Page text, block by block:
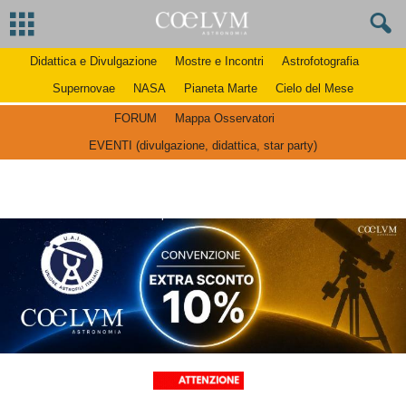
Didattica e Divulgazione Mostre e Incontri
Astrofotografia
Supernovae
NASA Pianeta Marte Cielo del Mese
FORUM
Mappa Osservatori
EVENTI (divulgazione, didattica, star party)